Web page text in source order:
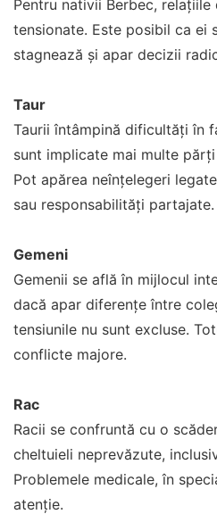
Pentru nativii Berbec,
tensionate. Este posibil ca ei
stagnează și apar decizii
Taur
Taurii întâmpină dificultăți în
sunt implicate mai multe
Pot apărea neînțelegeri
sau responsabilități partajate.
Gemeni
Gemenii se află în mijlocul
dacă apar diferențe între
tensiunile nu sunt excluse.
conflicte majore.
Rac
Racii se confruntă cu o
cheltuieli neprevăzute,
Problemele medicale, în
atenție.